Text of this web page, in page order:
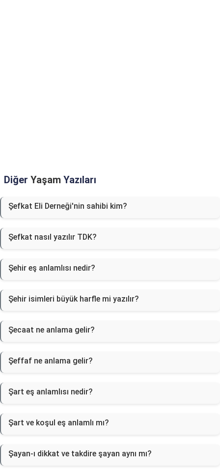
Diğer Yaşam Yazıları
Şefkat Eli Derneği'nin sahibi kim?
Şefkat nasıl yazılır TDK?
Şehir eş anlamlısı nedir?
Şehir isimleri büyük harfle mi yazılır?
Şecaat ne anlama gelir?
Şeffaf ne anlama gelir?
Şart eş anlamlısı nedir?
Şart ve koşul eş anlamlı mı?
Şayan-ı dikkat ve takdire şayan aynı mı?